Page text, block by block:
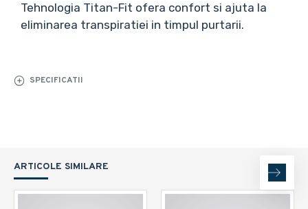
Tehnologia Titan-Fit ofera confort si ajuta la
eliminarea transpiratiei in timpul purtarii.
SPECIFICATII
ARTICOLE SIMILARE